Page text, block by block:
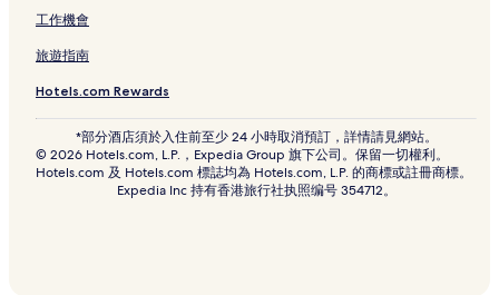
工作機會
旅遊指南
Hotels.com Rewards
*部分酒店須於入住前至少 24 小時取消預訂，詳情請見網站。
© 2026 Hotels.com, L.P.，Expedia Group 旗下公司。保留一切權利。
Hotels.com 及 Hotels.com 標誌均為 Hotels.com, L.P. 的商標或註冊商標。
Expedia Inc 持有香港旅行社执照编号 354712。